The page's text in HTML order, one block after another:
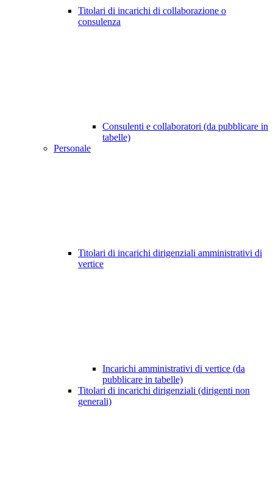
Titolari di incarichi di collaborazione o
consulenza
Consulenti e collaboratori (da pubblicare in
tabelle)
Personale
Titolari di incarichi dirigenziali amministrativi di
vertice
Incarichi amministrativi di vertice (da
pubblicare in tabelle)
Titolari di incarichi dirigenziali (dirigenti non
generali)